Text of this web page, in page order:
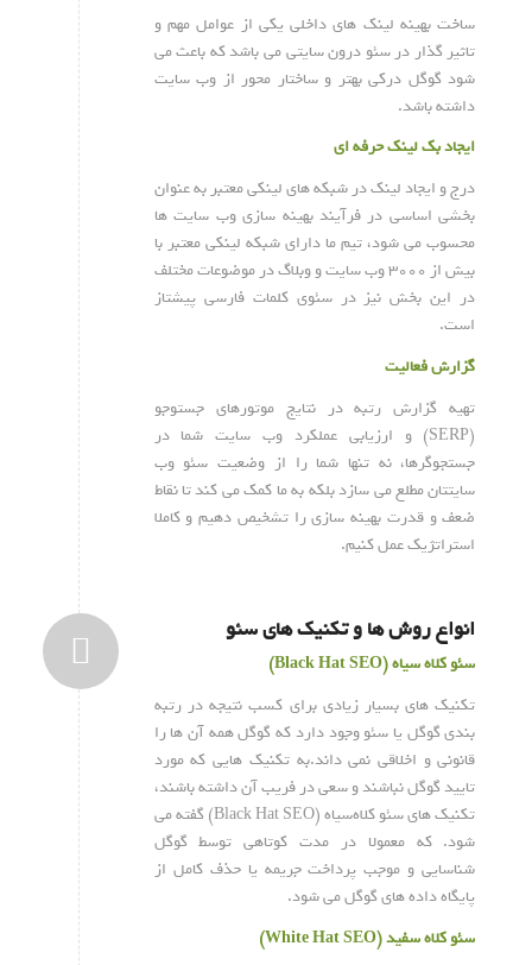
ساخت بهینه لینک های داخلی یکی از عوامل مهم و
تاثیر گذار در سئو درون سایتی می باشد که باعث می
شود گوگل درکی بهتر و ساختار محور از وب سایت
داشته باشد.
ایجاد بک لینک حرفه ای
درج و ایجاد لینک در شبکه های لینکی معتبر به عنوان
بخشی اساسی در فرآیند بهینه سازی وب سایت ها
محسوب می شود، تیم ما دارای شبکه لینکی معتبر با
بیش از ۳۰۰۰ وب سایت و وبلاگ در موضوعات مختلف
در این بخش نیز در سئوی کلمات فارسی پیشتاز
است.
گزارش فعالیت
تهیه گزارش رتبه در نتایج موتورهای جستوجو
(SERP) و ارزیابی عملکرد وب سایت شما در
جستجوگرها، نه تنها شما را از وضعیت سئو وب
سایتتان مطلع می سازد بلکه به ما کمک می کند تا نقاط
ضعف و قدرت بهینه سازی را تشخیص دهیم و کاملا
استراتژیک عمل کنیم.
انواع روش ها و تکنیک های سئو
سئو کلاه سیاه (Black Hat SEO)
تکنیک های بسیار زیادی برای کسب نتیجه در رتبه
بندی گوگل یا سئو وجود دارد که گوگل همه آن ها را
قانونی و اخلاقی نمی داند.به تکنیک هایی که مورد
تایید گوگل نباشند و سعی در فریب آن داشته باشند،
تکنیک های سئو کلاه‌سیاه (Black Hat SEO) گفته می
شود. که معمولا در مدت کوتاهی توسط گوگل
شناسایی و موجب پرداخت جریمه یا حذف کامل از
پایگاه داده های گوگل می شود.
سئو کلاه سفید (White Hat SEO)